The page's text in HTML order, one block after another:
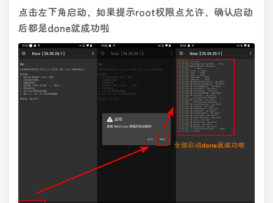
点击左下角启动，如果提示root权限点允许，确认启动
后都是done就成功啦